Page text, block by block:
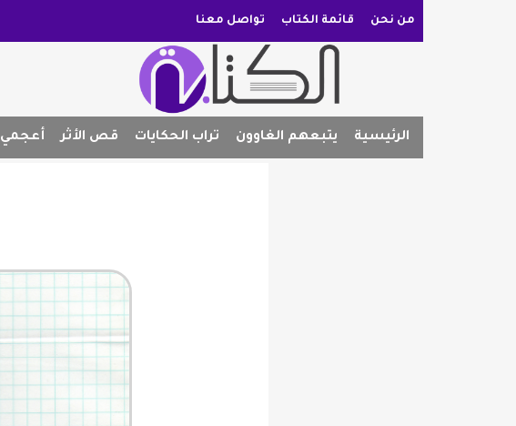
من نحن قائمة الكتاب تواصل معنا
الرئيسية يتبعهم الغاوون تراب الحكايات قص الأثر أعجمي